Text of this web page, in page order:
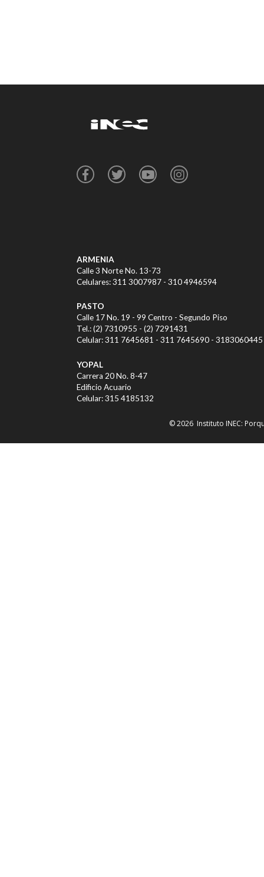
ARMENIA
Calle 3 Norte No. 13-73
Celulares: 311 3007987 - 310 4946594
PASTO
Calle 17 No. 19 - 99 Centro - Segundo Piso
Tel.: (2) 7310955 - (2) 7291431
Celular: 311 7645681 - 311 7645690 - 3183060445
YOPAL
Carrera 20 No. 8-47
Edificio Acuario
Celular: 315 4185132
© 2026 Instituto INEC: